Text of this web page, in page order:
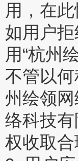
用，在
如用户
用“杭州
不管以
州绘领
络科技
权收取合